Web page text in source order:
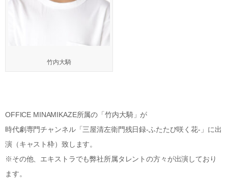
竹内大騎
OFFICE MINAMIKAZE所属の「竹内大騎」が
時代劇専門チャンネル「三屋清左衛門残日録-ふたたび咲く花-」に出
演（キャスト枠）致します。
※その他、エキストラでも弊社所属タレントの方々が出演しており
ます。